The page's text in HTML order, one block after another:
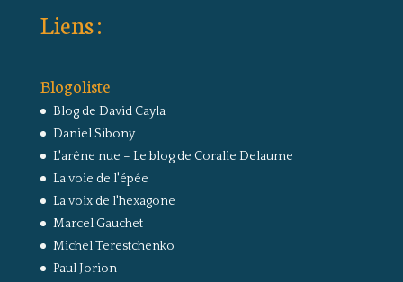
Liens :
Blogoliste
Blog de David Cayla
Daniel Sibony
L'arêne nue – Le blog de Coralie Delaume
La voie de l'épée
La voix de l'hexagone
Marcel Gauchet
Michel Terestchenko
Paul Jorion